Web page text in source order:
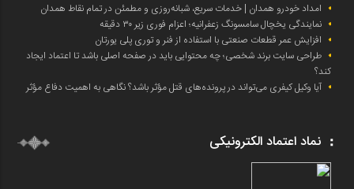
امداد خودرو همدان | خدمات سریع، شبانه‌روزی و مطمئن در تمام نقاط همدان
نمایندگی یخچال سامسونگ زعفرانیه؛ اعزام فوری زیر ۳۰ دقیقه
افزایش عمر قطعات صنعتی با استفاده از فنر و توری پلی یورتان
طراحی سایت برند شخصی؛ چه محتوایی باید در صفحه اصلی باشد تا اعتماد ایجاد
کند؟
آیا وکیل کیفری می‌تواند در پرونده‌های قتل مؤثر باشد؟ نگاهی به اهمیت دفاع مؤثر
نماد اعتماد الکترونیکی